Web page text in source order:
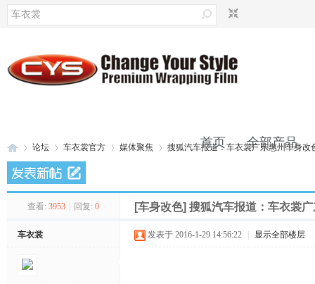
首页 全部产品
联系我们
论坛
›
车衣裳官方 媒体聚焦
›
搜狐汽车报道：车衣裳广东惠州车身改
查看: 3953 回复: 0 [车身改色] 搜狐汽车报道：车衣裳
车衣裳 发表于 2016-1-29 14:56:22 显示全部楼层